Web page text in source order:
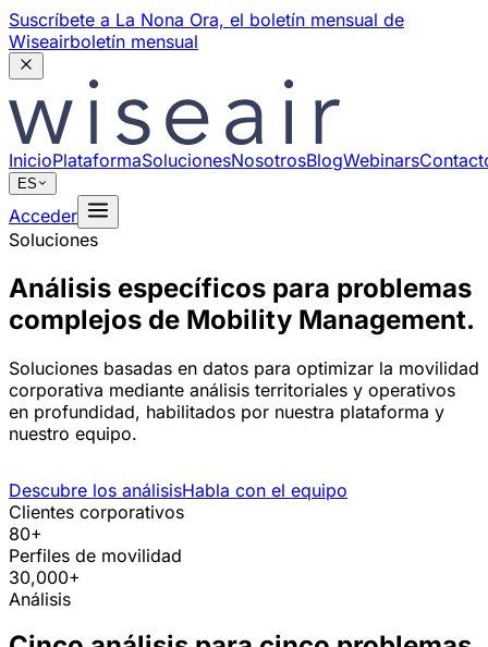
Suscríbete a La Nona Ora, el boletín mensual de
Wiseairboletín mensual
InicioPlataformaSolucionesNosotrosBlogWebinars
ES
Acceder
Soluciones
Análisis específicos para problemas
complejos de Mobility Management.
Soluciones basadas en datos para optimizar la movilidad
corporativa mediante análisis territoriales y operativos
en profundidad, habilitados por nuestra plataforma y
nuestro equipo.
Descubre los análisisHabla con el equipo
Clientes corporativos
80+
Perfiles de movilidad
30,000+
Análisis